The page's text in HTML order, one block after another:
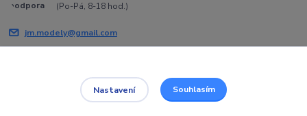
(Po-Pá, 8-18 hod.)
jm.modely@gmail.com
Nastavení Souhlasím